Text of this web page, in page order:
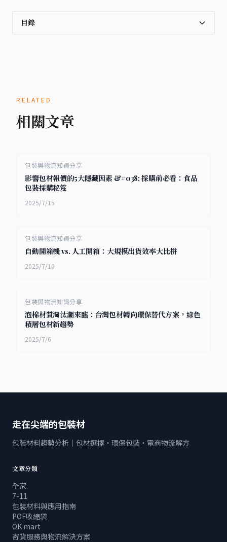
目錄
RELATED
相關文章
包裝與物流知識分享
影響包材報價的5大隱藏因素 &#038; 採購前必看：食品
包裝採購秘笈
2025/7/15
包裝與物流知識分享
自動開箱機 vs. 人工開箱：大規模出貨效率大比拼
2025/7/10
包裝與物流知識分享
泡棉材質淘汰潮來臨：台灣包材轉向環保替代方案，綠色
積層包材新趨勢
2025/7/6
走在尖端的包裝材
包裝材料趨勢分析｜包材選擇・環保包裝・電商物流解方
文章分類
全家
7-11
包裝材料與應用指南
POF收縮袋
OK mart
寄貨服務與物流解決方案